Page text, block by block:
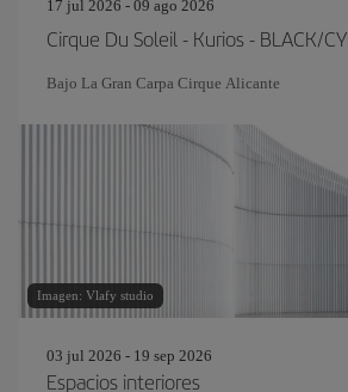
17 jul 2026 - 09 ago 2026
Cirque Du Soleil - Kurios - BLACK/
Bajo La Gran Carpa Cirque Alicante
Imagen: Vlafy studio
03 jul 2026 - 19 sep 2026
Espacios interiores